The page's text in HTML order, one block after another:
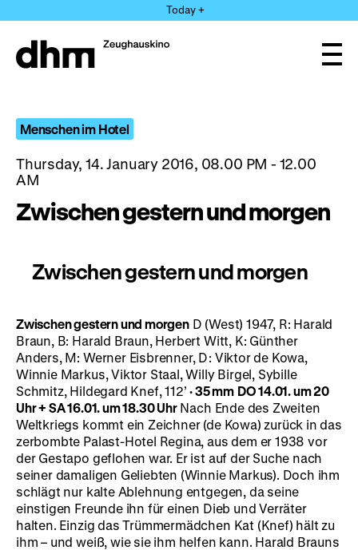
directly
the
Today +
Menschen im Hotel
Thursday, 14. January 2016, 08.00 PM - 12.00
AM
Zwischen gestern und morgen
Zwischen gestern und morgen
Zwischen gestern und morgenD (West) 1947, R: Harald
Braun, B: Harald Braun, Herbert Witt, K: Günther
Anders, M: Werner Eisbrenner, D: Viktor de Kowa,
Winnie Markus, Viktor Staal, Willy Birgel, Sybille
Schmitz, Hildegard Knef, 112’·35 mm DO 14.01. um 20
Uhr + SA 16.01. um 18.30 UhrNach Ende des Zweiten
Weltkriegs kommt ein Zeichner (de Kowa) zurück in das
zerbombte Palast-Hotel Regina, aus dem er 1938 vor
der Gestapo geflohen war. Er ist auf der Suche nach
seiner damaligen Geliebten (Winnie Markus). Doch ihm
schlägt nur kalte Ablehnung entgegen, da seine
einstigen Freunde ihn für einen Dieb und Verräter
halten. Einzig das Trümmermädchen Kat (Knef) hält zu
ihm – und weiß, wie sie ihm helfen kann. Harald Brauns